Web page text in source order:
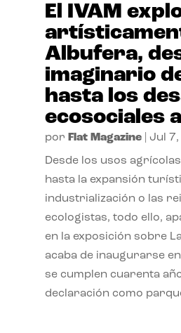
El IVAM
Albufera,
imaginario
hasta los
ecosociales
por Flat Magazine| Jul
Desde los usos
hasta la expansión
industrialización o las
ecologistas, todo ello,
en la exposición sobre
acaba de inaugurarse
se cumplen cuarenta
declaración como